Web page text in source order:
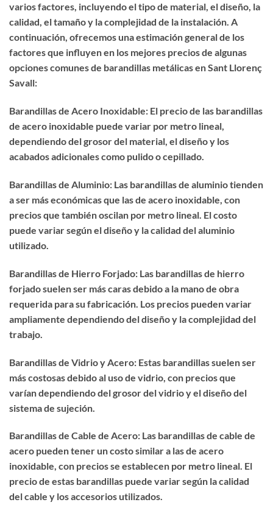
varios factores, incluyendo el tipo de material, el diseño, la
calidad, el tamaño y la complejidad de la instalación. A
continuación, ofrecemos una estimación general de los
factores que influyen en los mejores precios de algunas
opciones comunes de barandillas metálicas en Sant Llorenç
Savall:
Barandillas de Acero Inoxidable: El precio de las barandillas
de acero inoxidable puede variar por metro lineal,
dependiendo del grosor del material, el diseño y los
acabados adicionales como pulido o cepillado.
Barandillas de Aluminio: Las barandillas de aluminio tienden
a ser más económicas que las de acero inoxidable, con
precios que también oscilan por metro lineal. El costo
puede variar según el diseño y la calidad del aluminio
utilizado.
Barandillas de Hierro Forjado: Las barandillas de hierro
forjado suelen ser más caras debido a la mano de obra
requerida para su fabricación. Los precios pueden variar
ampliamente dependiendo del diseño y la complejidad del
trabajo.
Barandillas de Vidrio y Acero: Estas barandillas suelen ser
más costosas debido al uso de vidrio, con precios que
varían dependiendo del grosor del vidrio y el diseño del
sistema de sujeción.
Barandillas de Cable de Acero: Las barandillas de cable de
acero pueden tener un costo similar a las de acero
inoxidable, con precios se establecen por metro lineal. El
precio de estas barandillas puede variar según la calidad
del cable y los accesorios utilizados.